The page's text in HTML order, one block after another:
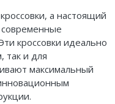
а настоящий
кроссовки идеально
так и для
максимальный